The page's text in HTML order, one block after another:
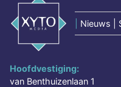
Nieuws |
Hoofdvestiging:
van Benthuizenlaan 1